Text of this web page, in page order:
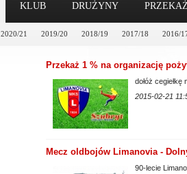
2020/21 2019/20 2018/19 2017/18 2016/
KLUB DRUŻYNY
Przekaż 1 % na organizację
dołóż
2015-02-21
Mecz oldbojów Limanovia -
90-lecie